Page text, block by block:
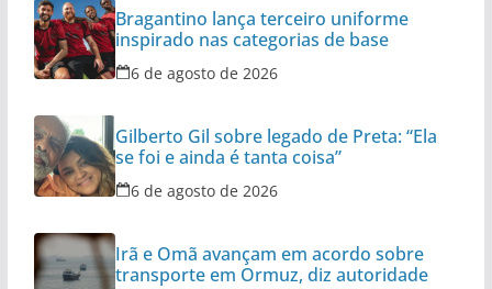
Bragantino lança terceiro uniforme
inspirado nas categorias de base
6 de agosto de 2026
Gilberto Gil sobre legado de Preta: “Ela
se foi e ainda é tanta coisa”
6 de agosto de 2026
Irã e Omã avançam em acordo sobre
transporte em Ormuz, diz autoridade